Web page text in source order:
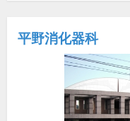
平野消化器科